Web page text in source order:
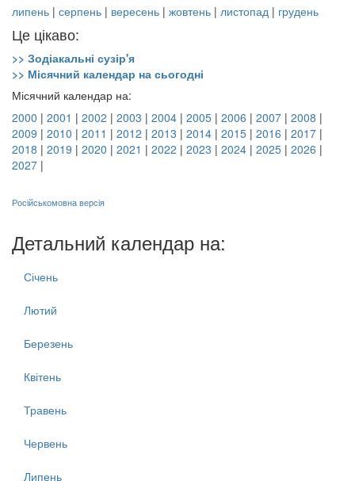
липень | серпень | вересень | жовтень | листопад | грудень
Це цікаво:
>> Зодіакальні сузір'я
>> Місячний календар на сьогодні
Місячний календар на:
2000 | 2001 | 2002 | 2003 | 2004 | 2005 | 2006 | 2007 | 2008 |
2009 | 2010 | 2011 | 2012 | 2013 | 2014 | 2015 | 2016 | 2017 |
2018 | 2019 | 2020 | 2021 | 2022 | 2023 | 2024 | 2025 | 2026 |
2027 |
Російськомовна версія
Детальний календар на:
Січень
Лютий
Березень
Квітень
Травень
Червень
Липень